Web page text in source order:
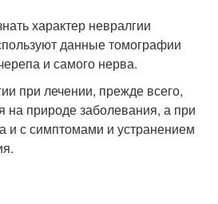
характер невралгии
данные томографии
и самого нерва.
при лечении, прежде всего,
на природе заболевания, а при
и с симптомами и устранением